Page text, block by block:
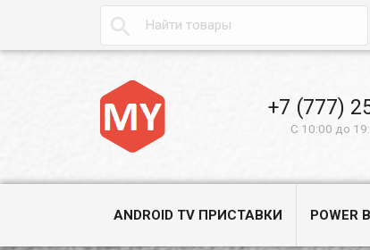

+7 (777)
С 10:00 до
ANDROID TV ПРИСТАВКИ